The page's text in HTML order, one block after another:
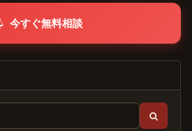
今すぐ無料相談